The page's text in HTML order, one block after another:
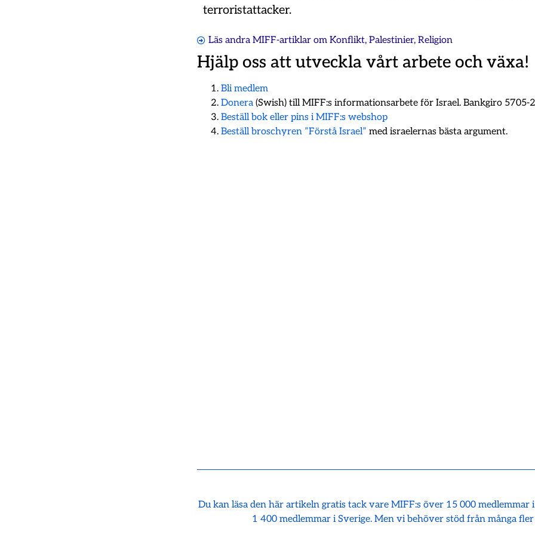
terroristattacker.
Läs andra MIFF-artiklar om Konflikt, Palestinier, Religion
Hjälp oss att utveckla vårt arbete och växa!
Bli medlem
Donera (Swish) till MIFF:s informationsarbete för Israel. Bankgiro 5705-
Beställ bok eller pins i MIFF:s webshop
Beställ broschyren ”Förstå Israel” med israelernas bästa argument.
Du kan läsa den här artikeln gratis tack vare MIFF:s över 15 000 medlemmar
1 400 medlemmar i Sverige. Men vi behöver stöd från många